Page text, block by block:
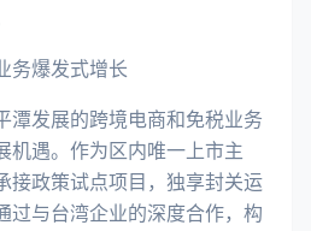
务爆发式增长
潭发展的跨境电商和免税业务
机遇。作为区内唯一上市主
接政策试点项目，独享封关运
过与台湾企业的深度合作，构